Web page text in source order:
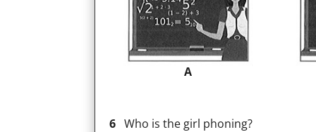
A
6 Who is the girl phoning?